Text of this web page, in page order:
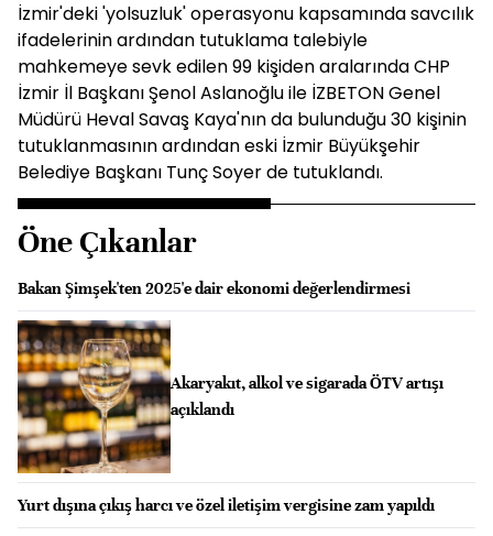
İzmir'deki 'yolsuzluk' operasyonu kapsamında savcılık
ifadelerinin ardından tutuklama talebiyle
mahkemeye sevk edilen 99 kişiden aralarında CHP
İzmir İl Başkanı Şenol Aslanoğlu ile İZBETON Genel
Müdürü Heval Savaş Kaya'nın da bulunduğu 30 kişinin
tutuklanmasının ardından eski İzmir Büyükşehir
Belediye Başkanı Tunç Soyer de tutuklandı.
Öne Çıkanlar
Bakan Şimşek'ten 2025'e dair ekonomi değerlendirmesi
Akaryakıt, alkol ve sigarada ÖTV artışı
açıklandı
Yurt dışına çıkış harcı ve özel iletişim vergisine zam yapıldı